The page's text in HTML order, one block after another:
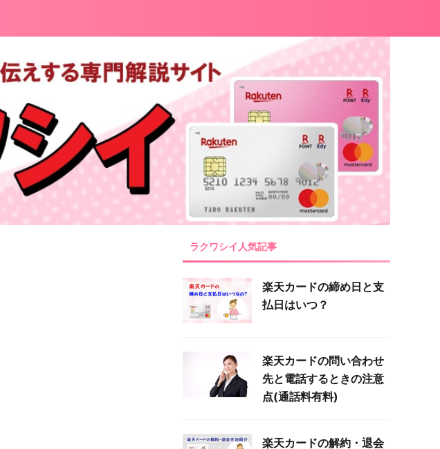
ラクワシイ人気記事
楽天カードの締め日と支
払日はいつ？
楽天カードの問い合わせ
先と電話するときの注意
点(通話料有料)
楽天カードの解約・退会